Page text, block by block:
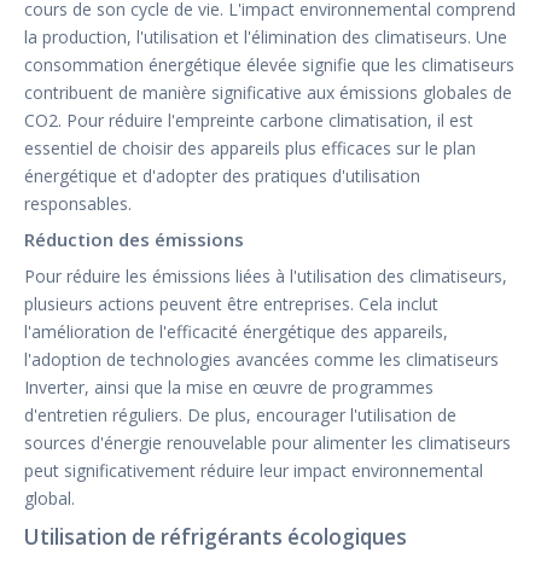
cours de son cycle de vie. L'impact environnemental comprend
la production, l'utilisation et l'élimination des climatiseurs. Une
consommation énergétique élevée signifie que les climatiseurs
contribuent de manière significative aux émissions globales de
CO2. Pour réduire l'empreinte carbone climatisation, il est
essentiel de choisir des appareils plus efficaces sur le plan
énergétique et d'adopter des pratiques d'utilisation
responsables.
Réduction des émissions
Pour réduire les émissions liées à l'utilisation des climatiseurs,
plusieurs actions peuvent être entreprises. Cela inclut
l'amélioration de l'efficacité énergétique des appareils,
l'adoption de technologies avancées comme les climatiseurs
Inverter, ainsi que la mise en œuvre de programmes
d'entretien réguliers. De plus, encourager l'utilisation de
sources d'énergie renouvelable pour alimenter les climatiseurs
peut significativement réduire leur impact environnemental
global.
Utilisation de réfrigérants écologiques